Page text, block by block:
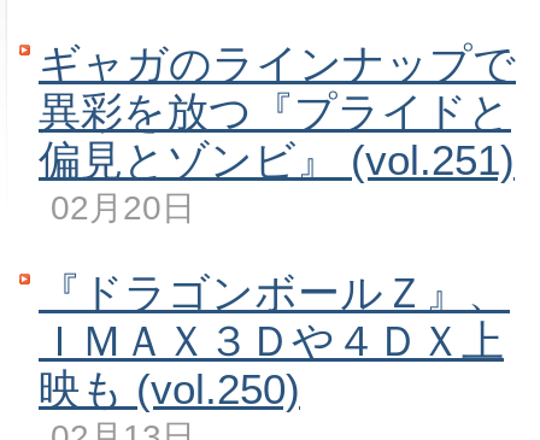
ギャガのラインナップで
異彩を放つ『プライドと
偏見とゾンビ』 (vol.251)
02月20日
『ドラゴンボールＺ』、
ＩＭＡＸ３Ｄや４ＤＸ上
映も (vol.250)